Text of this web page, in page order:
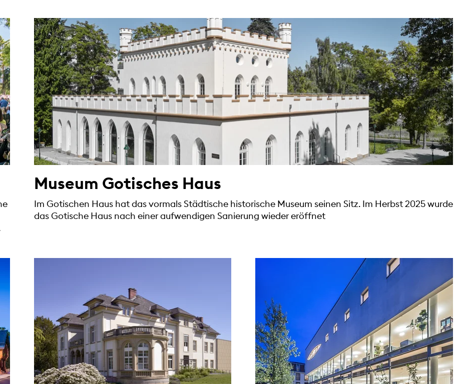
Museum Gotisches Haus
Im Gotischen Haus hat das vormals Städtische historische Museum seinen Sitz. Im Herbst 2025 wurde
das Gotische Haus nach einer aufwendigen Sanierung wieder eröffnet